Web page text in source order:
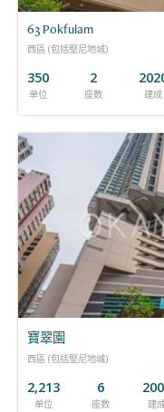
63 Pokfulam
西區 (包括堅尼地城)
350
单位
2
座数 建成
寶翠園
西區 (包括堅尼地城)
2,213
单位
6
座数 建